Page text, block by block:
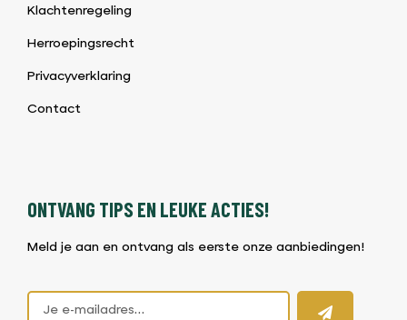
Klachtenregeling
Herroepingsrecht
Privacyverklaring
Contact
ONTVANG TIPS EN LEUKE ACTIES!
Meld je aan en ontvang als eerste onze aanbiedingen!